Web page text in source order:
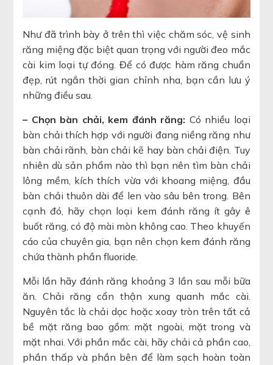
Như đã trình bày ở trên thì việc chăm sóc, vệ sinh
răng miệng đặc biệt quan trọng với người đeo mắc
cài kim loại tự đóng. Để có được hàm răng chuẩn
đẹp, rút ngắn thời gian chỉnh nha, bạn cần lưu ý
những điều sau.
– Chọn bàn chải, kem đánh răng: Có nhiều loại
bàn chải thích hợp với người đang niềng răng như
bàn chải rãnh, bàn chải kẽ hay bàn chải điện. Tuy
nhiên dù sản phẩm nào thì bạn nên tìm bàn chải
lông mềm, kích thích vừa với khoang miệng, đầu
bàn chải thuôn dài để len vào sâu bên trong. Bên
cạnh đó, hãy chọn loại kem đánh răng ít gây ê
buốt răng, có độ mài mòn không cao. Theo khuyến
cáo của chuyên gia, bạn nên chọn kem đánh răng
chứa thành phần fluoride.
Mỗi lần hãy đánh răng khoảng 3 lần sau mỗi bữa
ăn. Chải răng cẩn thận xung quanh mắc cài.
Nguyên tắc là chải dọc hoặc xoay tròn trên tất cả
bề mặt răng bao gồm: mặt ngoài, mặt trong và
mặt nhai. Với phần mắc cài, hãy chải cả phần cao,
phần thấp và phần bên để làm sạch hoàn toàn